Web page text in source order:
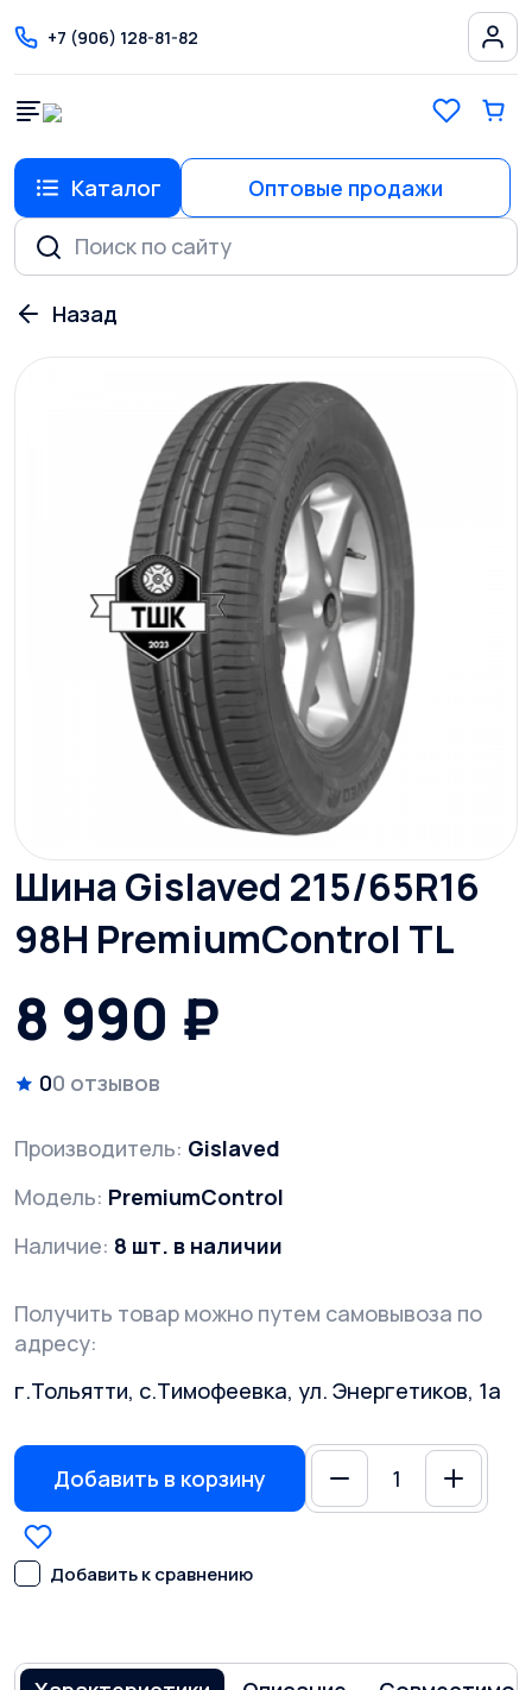
+7 (906) 128-81-82
Каталог Оптовые продажи
Шина Gislaved 215/65R16
98H PremiumControl TL
8 990 ₽
00 отзывов
Производитель: Gislaved
Модель: PremiumControl
Наличие: 8 шт. в наличии
Получить товар можно путем самовывоза по
адресу:
г.Тольятти, с.Тимофеевка, ул. Энергетиков, 1а
Добавить в корзину
Добавить к сравнению